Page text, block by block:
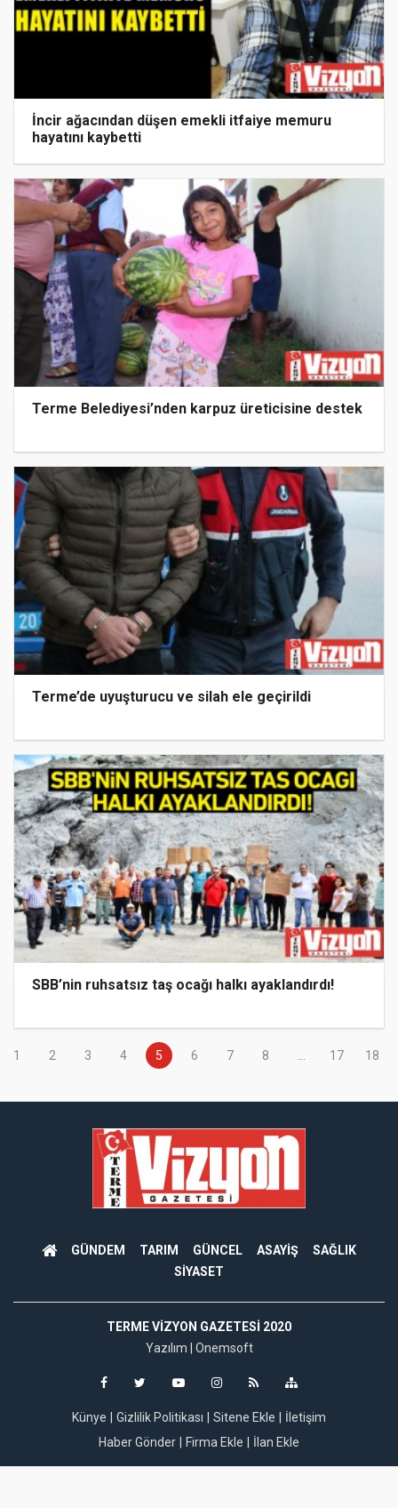
İncir ağacından düşen emekli itfaiye memuru
hayatını kaybetti
Terme Belediyesi’nden karpuz üreticisine destek
Terme’de uyuşturucu ve silah ele geçirildi
SBB’nin ruhsatsız taş ocağı halkı ayaklandırdı!
1 2 3 4 5 6 7 8 17 18
GÜNDEM TARIM GÜNCEL ASAYİŞ
SAĞLIK
SİYASET
TERME VIZYON GAZETESI 2020
Yazılım | Onemsoft
Künye Gizlilik Politikası Sitene Ekle
İletişim
Haber Gönder
Firma Ekle İlan Ekle